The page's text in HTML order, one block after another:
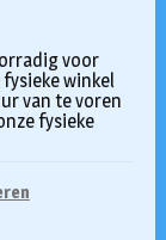
voor
winkel
van te voren
fysieke